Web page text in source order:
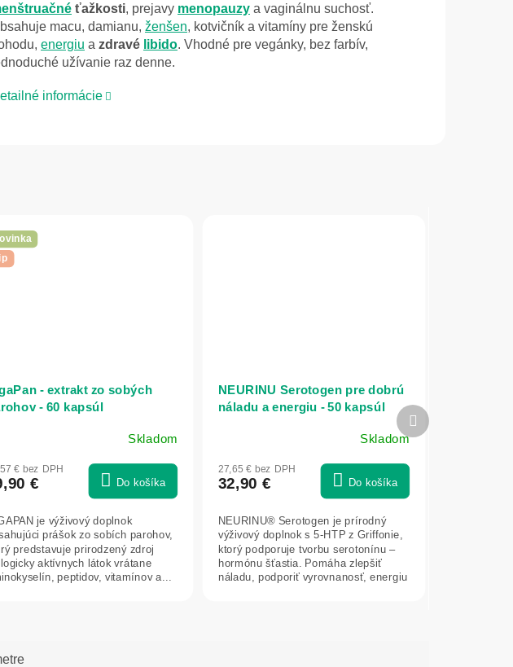
ťažkosti, prejavy menopauzy a vaginálnu suchosť.
macu, damianu, ženšen, kotvičník a vitamíny pre ženskú
energiu a zdravé libido. Vhodné pre vegánky, bez farbív,
užívanie raz denne.
informácie
- extrakt zo sobých
- 60 kapsúl
Skladom
€ bez DPH
€ Do košíka
je výživový doplnok
prášok zo sobích parohov,
predstavuje prirodzený zdroj
aktívnych látok vrátane
peptidov, vitamínov a...
NEURINU Serotogen pre dobrú
náladu a energiu - 50 kapsúl
Skladom
27,65 € bez DPH
32,90 € Do košíka
NEURINU® Serotogen je prírodný
výživový doplnok s 5-HTP z Griffonie,
ktorý podporuje tvorbu serotonínu –
hormónu šťastia. Pomáha zlepšiť
náladu, podporiť vyrovnanosť, energiu
Ďalší
produkt